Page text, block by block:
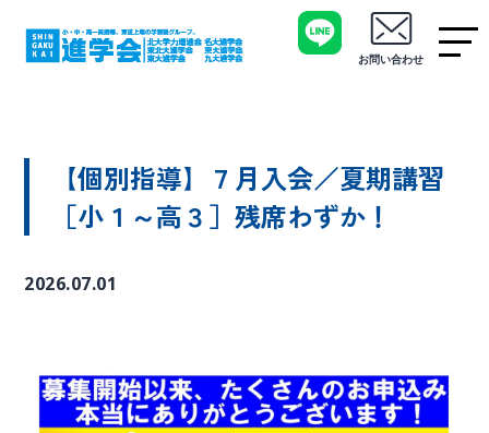
お問い合わせ
【個別指導】７月入会／夏期講習
［小１～高３］残席わずか！
2026.07.01